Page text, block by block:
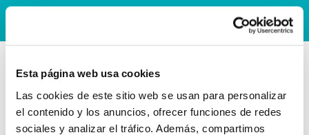
Esta página web usa cookies
Las cookies de este sitio web se usan para personalizar
el contenido y los anuncios, ofrecer funciones de redes
sociales y analizar el tráfico. Además, compartimos